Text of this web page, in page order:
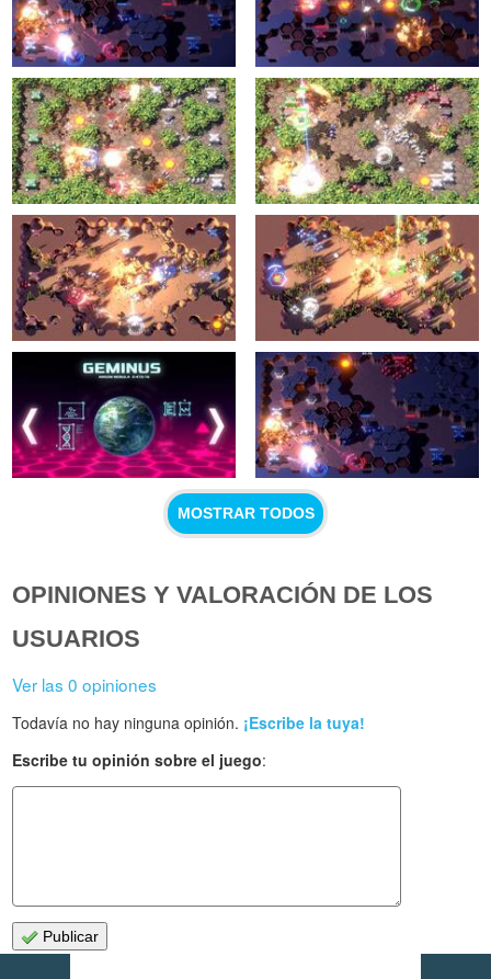
MOSTRAR TODOS
OPINIONES Y VALORACIÓN DE LOS
USUARIOS
Ver las 0 opiniones
Todavía no hay ninguna opinión. ¡Escribe la tuya!
Escribe tu opinión sobre el juego:
Publicar